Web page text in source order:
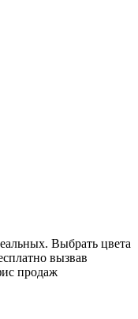
Выбрать цвета
вызвав
продаж